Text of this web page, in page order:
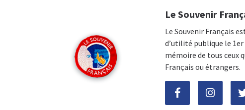
Le Souvenir
Le Souvenir Français
d’utilité publique le
mémoire de tous ceux
Français ou étrangers.